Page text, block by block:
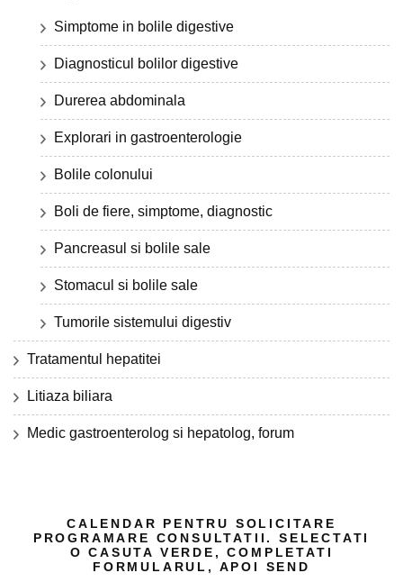
Simptome in bolile digestive
Diagnosticul bolilor digestive
Durerea abdominala
Explorari in gastroenterologie
Bolile colonului
Boli de fiere, simptome, diagnostic
Pancreasul si bolile sale
Stomacul si bolile sale
Tumorile sistemului digestiv
Tratamentul hepatitei
Litiaza biliara
Medic gastroenterolog si hepatolog, forum
CALENDAR PENTRU SOLICITARE
PROGRAMARE CONSULTATII. SELECTATI
O CASUTA VERDE, COMPLETATI
FORMULARUL, APOI SEND